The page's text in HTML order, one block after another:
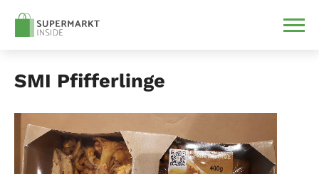
SMI Pfifferlinge